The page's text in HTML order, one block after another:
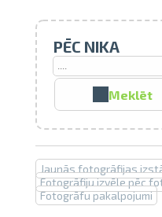
PĒC NIKA
Meklēt
Jaunās fotogrāfijas
Fotogrāfiju izvēle pēc
Fotogrāfu pakalpojumi